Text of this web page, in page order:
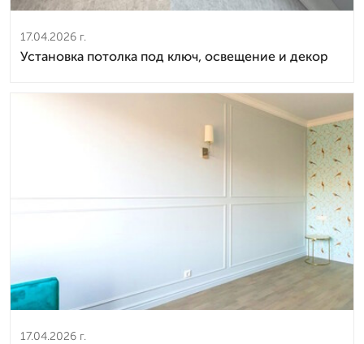
17.04.2026 г.
Установка потолка под ключ, освещение и декор
17.04.2026 г.